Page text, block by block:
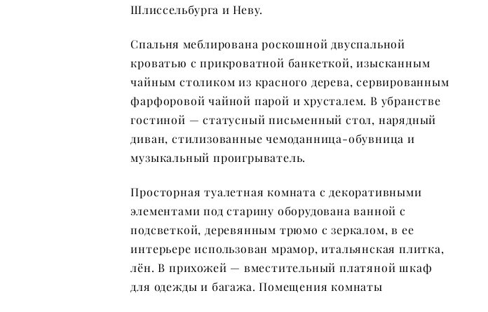
Шлиссельбурга и Неву.
Спальня меблирована роскошной двуспальной
кроватью с прикроватной банкеткой, изысканным
чайным столиком из красного дерева, сервированным
фарфоровой чайной парой и хрусталем. В убранстве
гостиной — статусный письменный стол, нарядный
диван, стилизованные чемоданница-обувница и
музыкальный проигрыватель.
Просторная туалетная комната с декоративными
элементами под старину оборудована ванной с
подсветкой, деревянным трюмо с зеркалом, в ее
интерьере использован мрамор, итальянская плитка,
лён. В прихожей — вместительный платяной шкаф
для одежды и багажа. Помещения комнаты